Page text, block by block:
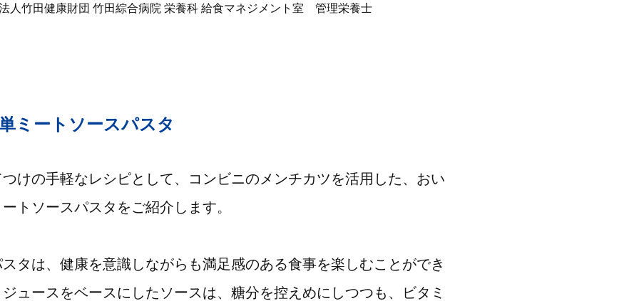
人竹田健康財団 竹田綜合病院 栄養科 給食マネジメント室 管理栄養士
ミートソースパスタ
けの手軽なレシピとして、コンビニのメンチカツを活用した、おい
トソースパスタをご紹介します。
タは、健康を意識しながらも満足感のある食事を楽しむことができ
ュースをベースにしたソースは、糖分を控えめにしつつも、ビタミ